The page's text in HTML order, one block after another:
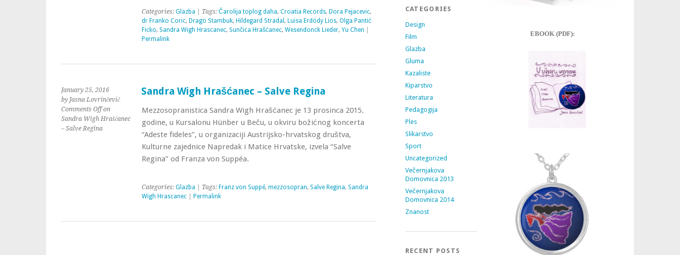
Categories: Glazba | Tags: Čarolija toplog daha, Croatia Records, Dora Pejacevic,
dr Franko Coric, Drago Stambuk, Hildegard Stradal , Luisa Erdödy Lios, Olga Pantić
Ficko, Sandra Wigh Hrascanec, Sunčica Hrašćanec, Wesendonck Lieder, Yu Chen
Permalink
January 25, 2016
by Jasna Lovrinčević
Comments Offon
Sandra Wigh Hrašćanec
– Salve Regina
Sandra Wigh Hrašćanec – Salve Regina
Mezzosopranistica Sandra Wigh Hrašćanec je 13 prosinca 2015.
godine, u Kursalonu Hünber u Beču, u okviru božićnog koncerta
“Adeste fideles”, u organizaciji Austrijsko-hrvatskog društva,
Kulturne zajednice Napredak i Matice Hrvatske, izvela “Salve
Regina” od Franza von Suppéa.
Categories: Glazba | Tags: Franz von Suppé, mezzosopran, Salve Regina, Sandra
Wigh Hrascanec| Permalink
CATEGORIES
Design
Film
Glazba
Gluma
Kazaliste
Kiparstvo
Literatura
Pedagogija
Ples
Slikarstvo
Sport
Uncategorized
Večernjakova
Domovnica 2013
Večernjakova
Domovnica 2014
Znanost
RECENT POSTS
EBOOK (PDF):